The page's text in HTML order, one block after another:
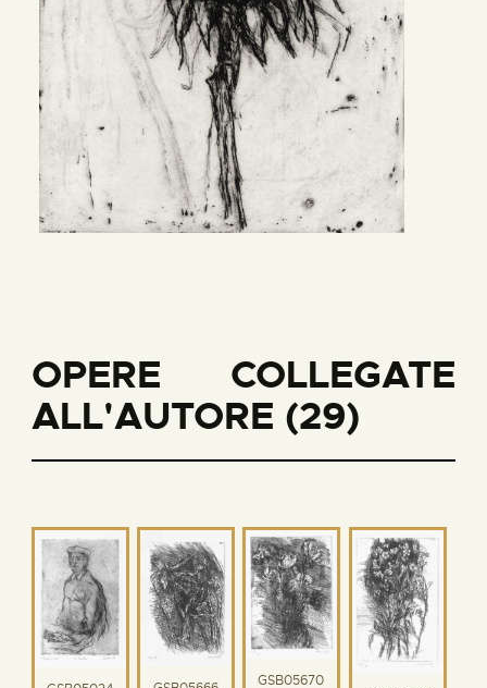
OPERE COLLEGATE
ALL'AUTORE (29)
GSB05670